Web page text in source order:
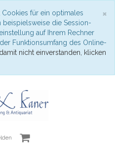
×
für ein optimales
beispielsweise die Session-
auf Ihrem Rechner
Funktionsumfang des Online-
nicht einverstanden, klicken